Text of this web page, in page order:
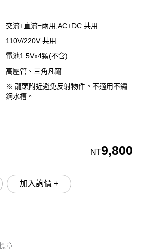
交流+直流=兩用,AC+DC 共用
110V/220V 共用
電池1.5Vx4顆(不含)
高壓管、三角凡爾
※ 龍頭附近避免反射物件。不適用不鏽
鋼水槽。
NT9,800
加入詢價 +
章